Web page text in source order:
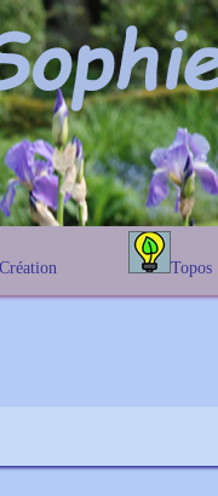
Création
fleuries
Topos
Les chênes